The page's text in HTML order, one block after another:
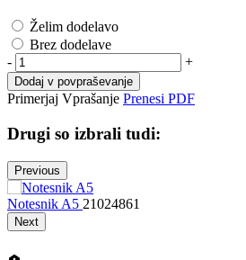
Želim dodelavo
Brez dodelave
-
+
Dodaj v povpraševanje
Primerjaj Vprašanje Prenesi PDF
Drugi so izbrali tudi:
Previous
Notesnik A5 21024861
Next